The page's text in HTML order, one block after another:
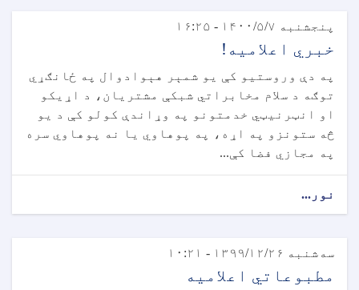
پنجشنبه ۱۴۰۰/۵/۷ - ۱۶:۲۵
خبري اعلامیه!
په دې وروستیو کې یو شمېر هېوادوال په ځانګړي
توګه د سلام مخابراتي شبکې مشتریان، د اړیکو
او انټرنیټي خدمتونو په وړاندې کولو کې د یو
څه ستونزو په اړه، په پوهاوي یا نه پوهاوي سره
په مجازي فضا کې...
نور...
سه‌شنبه ۱۳۹۹/۱۲/۲۶ - ۱۰:۲۱
مطبوعاتي اعلامیه